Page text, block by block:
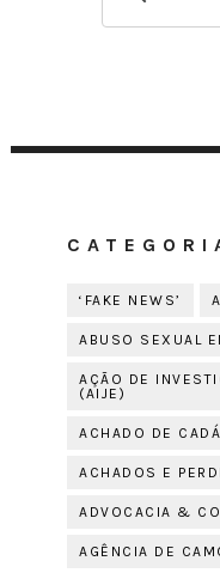
‘FAKE NEWS’
ABUSO SEXUAL
AÇÃO DE
(AIJE)
ACHADO DE
ACHADOS E
ADVOCACIA &
AGÊNCIA DE